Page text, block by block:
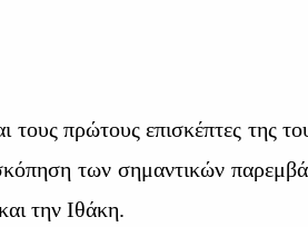
πρώτους επισκέπτες της
των σημαντικών
την Ιθάκη.